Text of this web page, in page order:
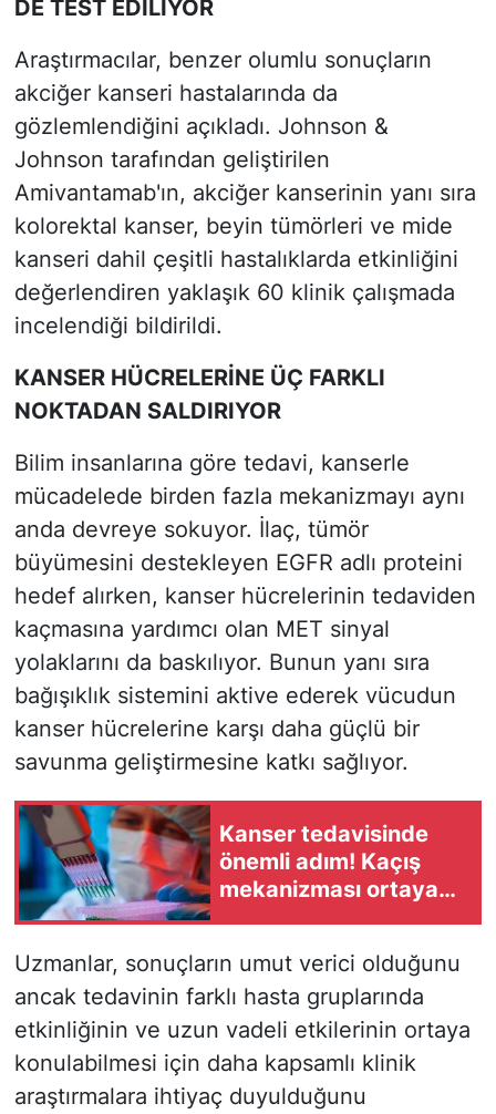
DE TEST EDİLİYOR
Araştırmacılar, benzer olumlu sonuçların
akciğer kanseri hastalarında da
gözlemlendiğini açıkladı. Johnson &
Johnson tarafından geliştirilen
Amivantamab'ın, akciğer kanserinin yanı sıra
kolorektal kanser, beyin tümörleri ve mide
kanseri dahil çeşitli hastalıklarda etkinliğini
değerlendiren yaklaşık 60 klinik çalışmada
incelendiği bildirildi.
KANSER HÜCRELERİNE ÜÇ FARKLI
NOKTADAN SALDIRIYOR
Bilim insanlarına göre tedavi, kanserle
mücadelede birden fazla mekanizmayı aynı
anda devreye sokuyor. İlaç, tümör
büyümesini destekleyen EGFR adlı proteini
hedef alırken, kanser hücrelerinin tedaviden
kaçmasına yardımcı olan MET sinyal
yolaklarını da baskılıyor. Bunun yanı sıra
bağışıklık sistemini aktive ederek vücudun
kanser hücrelerine karşı daha güçlü bir
savunma geliştirmesine katkı sağlıyor.
Kanser tedavisinde
önemli adım! Kaçış
mekanizması ortaya
Uzmanlar, sonuçların umut verici olduğunu
ancak tedavinin farklı hasta gruplarında
etkinliğinin ve uzun vadeli etkilerinin ortaya
konulabilmesi için daha kapsamlı klinik
araştırmalara ihtiyaç duyulduğunu